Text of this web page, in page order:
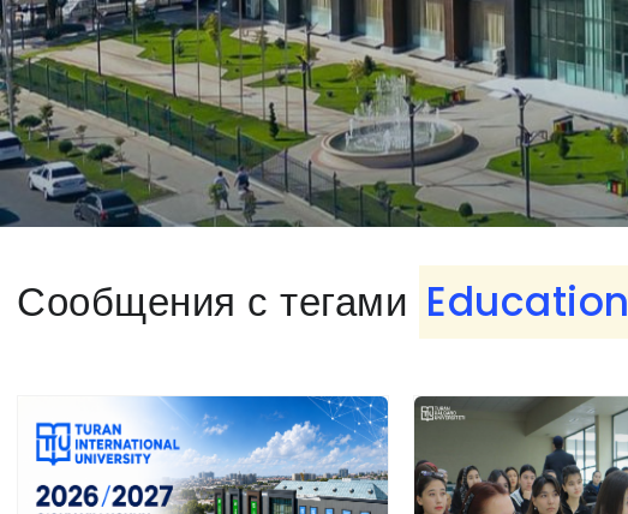
Сообщения с тегами Education